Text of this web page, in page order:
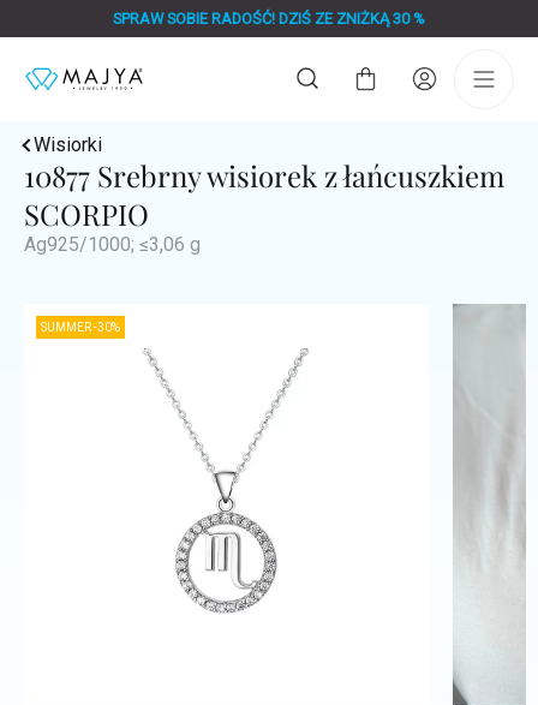
do
SPRAW SOBIE RADOŚĆ! DZIŚ ZE ZNIŻKĄ 30 %
Koszyk
Wisiorki
10877 Srebrny wisiorek z łańcuszkiem
SCORPIO
Ag925/1000; ≤3,06 g
SUMMER -30%